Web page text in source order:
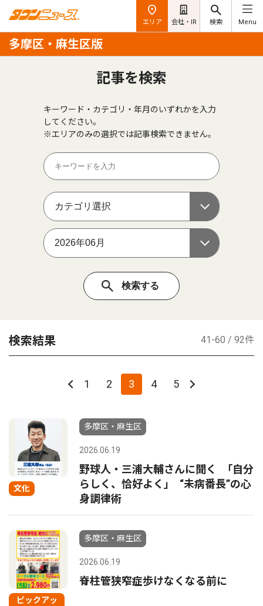
エリア 会社・IR 検索 Menu
多摩区・麻生区版
記事を検索
キーワード・カテゴリ・年月のいずれかを入力
してください。
※エリアのみの選択では記事検索できません。
検索結果 41-60 / 92件
1 2 3 4 5
文化
多摩区・麻生区
2026.06.19
野球人・三浦大輔さんに聞く ｢自分
らしく、恰好よく｣ “未病番長”の心
身調律術
ピックアッ
多摩区・麻生区
2026.06.19
脊柱管狭窄症歩けなくなる前に